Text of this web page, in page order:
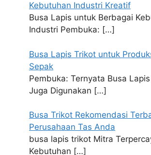
Kebutuhan Industri Kreatif
Busa Lapis untuk Berbagai
Industri Pembuka: […]
Busa Lapis Trikot untuk
Sepak
Pembuka: Ternyata Busa
Juga Digunakan […]
Busa Trikot Rekomendasi
Perusahaan Tas Anda
busa lapis trikot Mitra
Kebutuhan […]